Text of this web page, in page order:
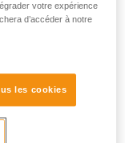
votre expérience
d’accéder à notre
les cookies